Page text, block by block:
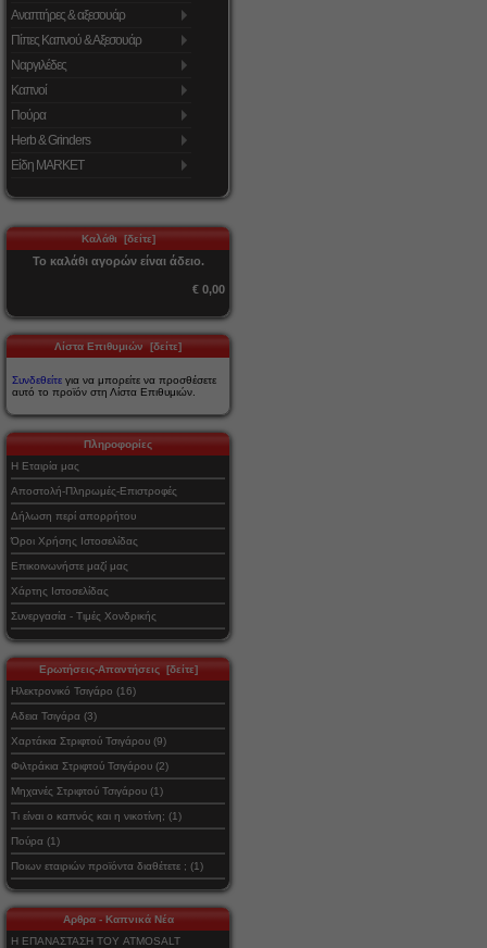
Αναπτήρες & αξεσουάρ
Πίπες Καπνού & Αξεσουάρ
Ναργιλέδες
Καπνοί
Πούρα
Herb & Grinders
Είδη MARKET
Καλάθι [δείτε]
Το καλάθι αγορών είναι άδειο.
€ 0,00
Λίστα Επιθυμιών [δείτε]
Συνδεθείτε για να μπορείτε να προσθέσετε
αυτό το προϊόν στη Λίστα Επιθυμιών.
Πληροφορίες
Η Εταιρία μας
Αποστολή-Πληρωμές-Επιστροφές
Δήλωση περί απορρήτου
Όροι Χρήσης Ιστοσελίδας
Επικοινωνήστε μαζί μας
Χάρτης Ιστοσελίδας
Συνεργασία - Τιμές Χονδρικής
Ερωτήσεις-Απαντήσεις [δείτε]
Ηλεκτρονικό Τσιγάρο (16)
Αδεια Τσιγάρα (3)
Χαρτάκια Στριφτού Τσιγάρου (9)
Φιλτράκια Στριφτού Τσιγάρου (2)
Μηχανές Στριφτού Τσιγάρου (1)
Τι είναι ο καπνός και η νικοτίνη; (1)
Πούρα (1)
Ποιων εταιριών προϊόντα διαθέτετε ; (1)
Αρθρα - Καπνικά Νέα
Η ΕΠΑΝΑΣΤΑΣΗ ΤΟΥ ATMOSALT